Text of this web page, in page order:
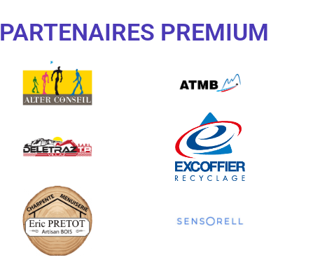
PARTENAIRES PREMIUM